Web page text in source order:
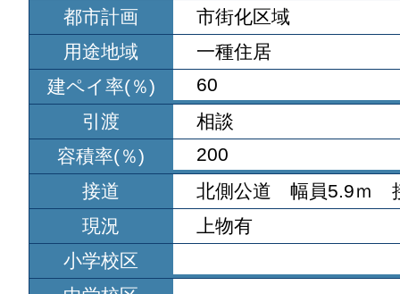
都市計画
市街化区域
用途地域
一種住居
建ペイ率(％)
60
引渡
相談
容積率(％)
200
接道
北側公道 幅員5.9ｍ
現況
上物有
小学校区